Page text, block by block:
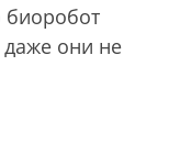
биоробот
даже они не